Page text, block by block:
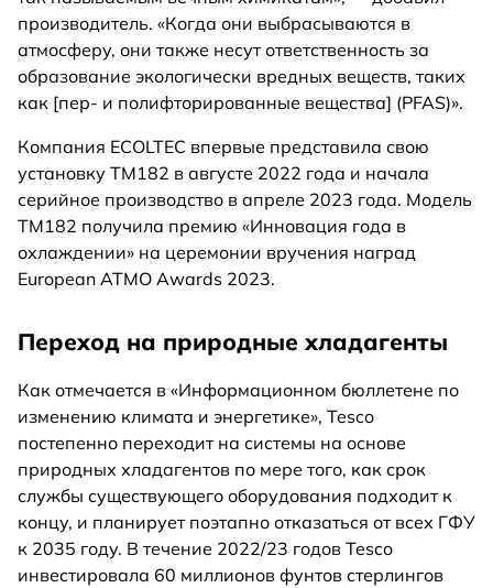
производитель. «Когда они выбрасываются в
атмосферу, они также несут ответственность за
образование экологически вредных веществ, таких
как [пер- и полифторированные вещества] (PFAS)».
Компания ECOLTEC впервые представила свою
установку TM182 в августе 2022 года и начала
серийное производство в апреле 2023 года. Модель
TM182 получила премию «Инновация года в
охлаждении» на церемонии вручения наград
European ATMO Awards 2023.
Переход на природные хладагенты
Как отмечается в «Информационном бюллетене по
изменению климата и энергетике», Tesco
постепенно переходит на системы на основе
природных хладагентов по мере того, как срок
службы существующего оборудования подходит к
концу, и планирует поэтапно отказаться от всех ГФУ
к 2035 году. В течение 2022/23 годов Tesco
инвестировала 60 миллионов фунтов стерлингов